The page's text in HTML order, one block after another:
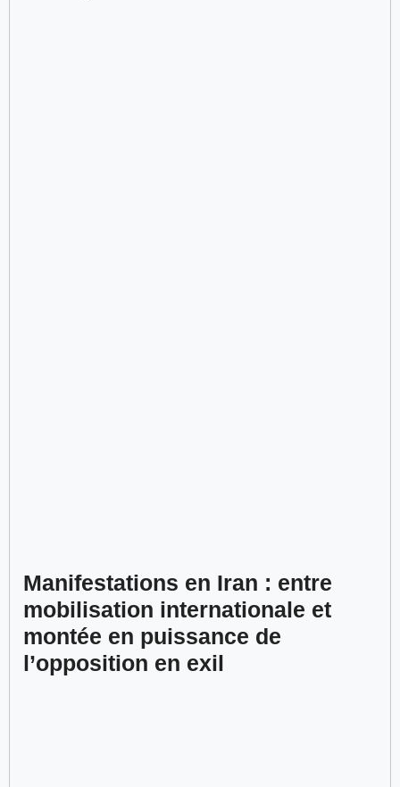
Manifestations en Iran : entre
mobilisation internationale et
montée en puissance de
l’opposition en exil